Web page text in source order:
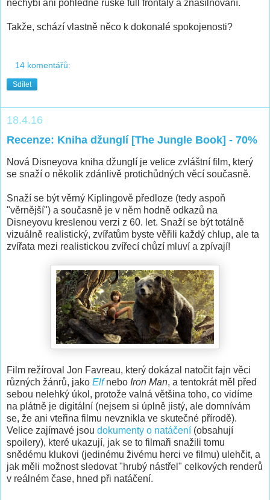
nechybí ani pohledné ruské full frontaly a znásilňování.
Takže, schází vlastně něco k dokonalé spokojenosti?
14 komentářů:
Sdílet
18.4.16
Recenze: Kniha džunglí [The Jungle Book] - 70%
Nová Disneyova kniha džunglí je velice zvláštní film, který
se snaží o několik zdánlivě protichůdných věcí současně.
Snaží se být věrný Kiplingově předloze (tedy aspoň
"věrnější") a současně je v něm hodně odkazů na
Disneyovu kreslenou verzi z 60. let. Snaží se být totálně
vizuálně realistický, zvířatům byste věřili každý chlup, ale ta
zvířata mezi realistickou zvířecí chůzí mluví a zpívají!
Film režíroval Jon Favreau, který dokázal natočit fajn věci
různých žánrů, jako Elfnebo Iron Man, a tentokrát měl před
sebou nelehký úkol, protože valná většina toho, co vidíme
na plátně je digitální (nejsem si úplně jistý, ale domnívám
se, že ani vteřina filmu nevznikla ve skutečné přírodě).
Velice zajímavé jsou dokumenty o natáčení (obsahují
spoilery), které ukazují, jak se to filmaři snažili tomu
snědému klukovi (jedinému živému herci ve filmu) ulehčit, a
jak měli možnost sledovat "hrubý nástřel" celkových renderů
v reálném čase, hned při natáčení.